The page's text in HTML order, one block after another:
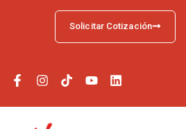
Solicitar Cotización